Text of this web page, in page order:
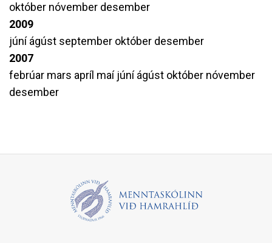
október nóvember desember
2009
júníágúst september október desember
2007
febrúar mars apríl maí júníágúst október nóvember
desember